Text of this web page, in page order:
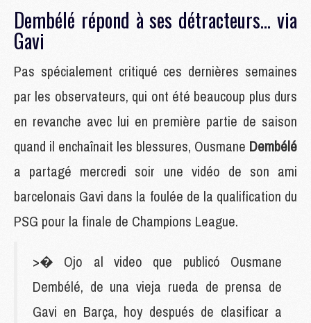
Dembélé répond à ses détracteurs... via
Gavi
Pas spécialement critiqué ces dernières semaines
par les observateurs, qui ont été beaucoup plus durs
en revanche avec lui en première partie de saison
quand il enchaînait les blessures, Ousmane Dembélé
a partagé mercredi soir une vidéo de son ami
barcelonais Gavi dans la foulée de la qualification du
PSG pour la finale de Champions League.
>� Ojo al video que publicó Ousmane
Dembélé, de una vieja rueda de prensa de
Gavi en Barça, hoy después de clasificar a